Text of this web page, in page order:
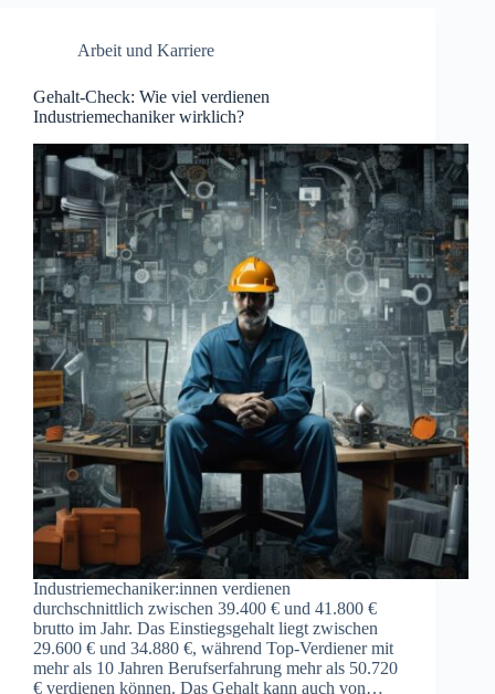
Arbeit und Karriere
Gehalt-Check: Wie viel verdienen
Industriemechaniker wirklich?
Industriemechaniker:innen verdienen
durchschnittlich zwischen 39.400 € und 41.800 €
brutto im Jahr. Das Einstiegsgehalt liegt zwischen
29.600 € und 34.880 €, während Top-Verdiener mit
mehr als 10 Jahren Berufserfahrung mehr als 50.720
€ verdienen können. Das Gehalt kann auch von…